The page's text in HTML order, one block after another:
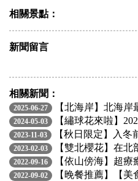
相關景點：
新聞留言
相關新聞：
2025-06-27 【北海岸】北海岸
2024-05-03 【繡球花來啦】
2023-11-03 【秋日限定】入冬
2023-02-03 【雙北櫻花】在北
2022-09-16 【依山傍海】超療
2022-09-02 【晚餐推薦】【美